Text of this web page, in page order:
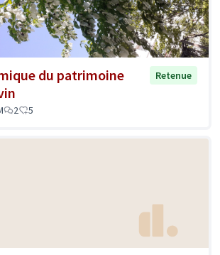
du patrimoine
Retenue
2 5